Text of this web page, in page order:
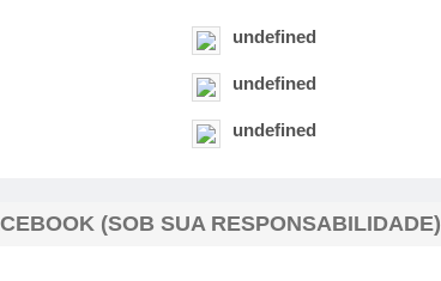
undefined
undefined
undefined
(SOB SUA RESPONSABILIDADE)